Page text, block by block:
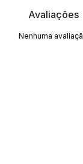
Avaliações
Nenhuma